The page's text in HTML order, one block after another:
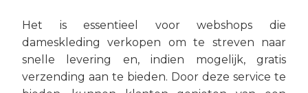
Het is essentieel voor webshops die
dameskleding verkopen om te streven naar
snelle levering en, indien mogelijk, gratis
verzending aan te bieden. Door deze service te